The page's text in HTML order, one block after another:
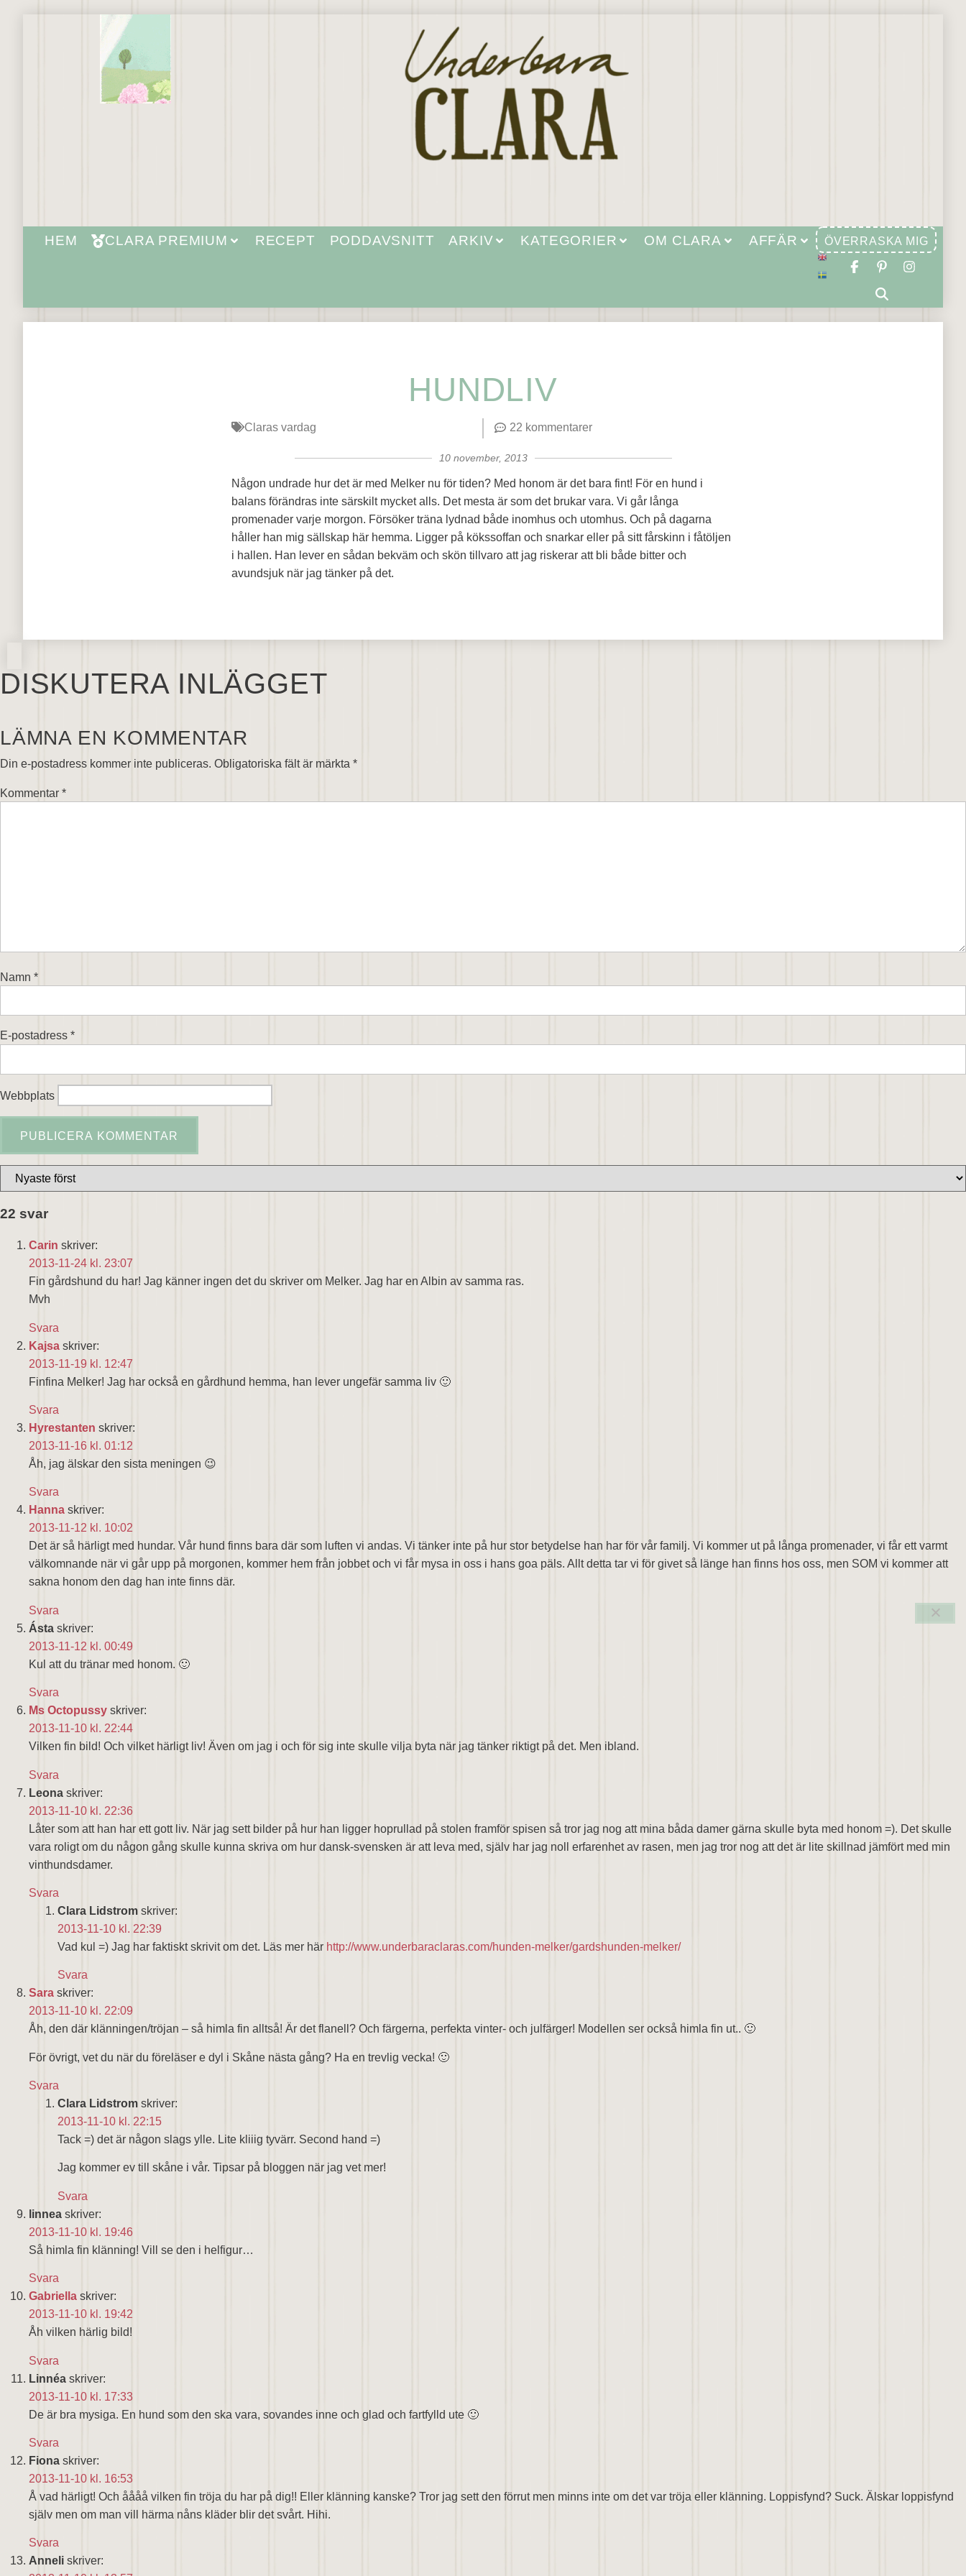
HEM CLARA PREMIUM RECEPT PODDAVSNITT ARKIV KATEGORIER OM CLARA AFFÄR ÖVERRASKA MIG
HUNDLIV
Claras vardag 22 kommentarer
10 november, 2013
Någon undrade hur det är med Melker nu för tiden? Med honom är det bara fint! För en hund i
balans förändras inte särskilt mycket alls. Det mesta är som det brukar vara. Vi går långa
promenader varje morgon. Försöker träna lydnad både inomhus och utomhus. Och på dagarna
håller han mig sällskap här hemma. Ligger på kökssoffan och snarkar eller på sitt fårskinn i fåtöljen
i hallen. Han lever en sådan bekväm och skön tillvaro att jag riskerar att bli både bitter och
avundsjuk när jag tänker på det.
DISKUTERA INLÄGGET
LÄMNA EN KOMMENTAR
Din e-postadress kommer inte publiceras. Obligatoriska fält är märkta *
Kommentar *
Namn *
E-postadress *
Webbplats
22 svar
Carin skriver:
2013-11-24 kl. 23:07
Fin gårdshund du har! Jag känner ingen det du skriver om Melker. Jag har en Albin av samma ras.
Mvh
Svara
Kajsa skriver:
2013-11-19 kl. 12:47
Finfina Melker! Jag har också en gårdhund hemma, han lever ungefär samma liv 🙂
Svara
Hyrestanten skriver:
2013-11-16 kl. 01:12
Åh, jag älskar den sista meningen 😉
Svara
Hanna skriver:
2013-11-12 kl. 10:02
Det är så härligt med hundar. Vår hund finns bara där som luften vi andas. Vi tänker inte på hur stor betydelse han har för vår familj. Vi kommer ut på långa promenader, vi får ett varmt
välkomnande när vi går upp på morgonen, kommer hem från jobbet och vi får mysa in oss i hans goa päls. Allt detta tar vi för givet så länge han finns hos oss, men SOM vi kommer att
sakna honom den dag han inte finns där.
Svara
Ásta skriver:
2013-11-12 kl. 00:49
Kul att du tränar med honom. 🙂
Svara
Ms Octopussy skriver:
2013-11-10 kl. 22:44
Vilken fin bild! Och vilket härligt liv! Även om jag i och för sig inte skulle vilja byta när jag tänker riktigt på det. Men ibland.
Svara
Leona skriver:
2013-11-10 kl. 22:36
Låter som att han har ett gott liv. När jag sett bilder på hur han ligger hoprullad på stolen framför spisen så tror jag nog att mina båda damer gärna skulle byta med honom =). Det skulle
vara roligt om du någon gång skulle kunna skriva om hur dansk-svensken är att leva med, själv har jag noll erfarenhet av rasen, men jag tror nog att det är lite skillnad jämfört med min
vinthundsdamer.
Svara
Clara Lidstrom skriver:
2013-11-10 kl. 22:39
Vad kul =) Jag har faktiskt skrivit om det. Läs mer här http://www.underbaraclaras.com/hunden-melker/gardshunden-melker/
Svara
Sara skriver:
2013-11-10 kl. 22:09
Åh, den där klänningen/tröjan – så himla fin alltså! Är det flanell? Och färgerna, perfekta vinter- och julfärger! Modellen ser också himla fin ut.. 🙂
För övrigt, vet du när du föreläser e dyl i Skåne nästa gång? Ha en trevlig vecka! 🙂
Svara
Clara Lidstrom skriver:
2013-11-10 kl. 22:15
Tack =) det är någon slags ylle. Lite kliiig tyvärr. Second hand =)
Jag kommer ev till skåne i vår. Tipsar på bloggen när jag vet mer!
Svara
linnea skriver:
2013-11-10 kl. 19:46
Så himla fin klänning! Vill se den i helfigur…
Svara
Gabriella skriver:
2013-11-10 kl. 19:42
Åh vilken härlig bild!
Svara
Linnéa skriver:
2013-11-10 kl. 17:33
De är bra mysiga. En hund som den ska vara, sovandes inne och glad och fartfylld ute 🙂
Svara
Fiona skriver:
2013-11-10 kl. 16:53
Å vad härligt! Och åååå vilken fin tröja du har på dig!! Eller klänning kanske? Tror jag sett den förrut men minns inte om det var tröja eller klänning. Loppisfynd? Suck. Älskar loppisfynd
själv men om man vill härma nåns kläder blir det svårt. Hihi.
Svara
Anneli skriver: